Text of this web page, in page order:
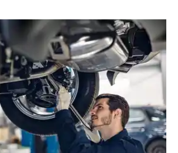
Mécanicien automobile
automobile
auto